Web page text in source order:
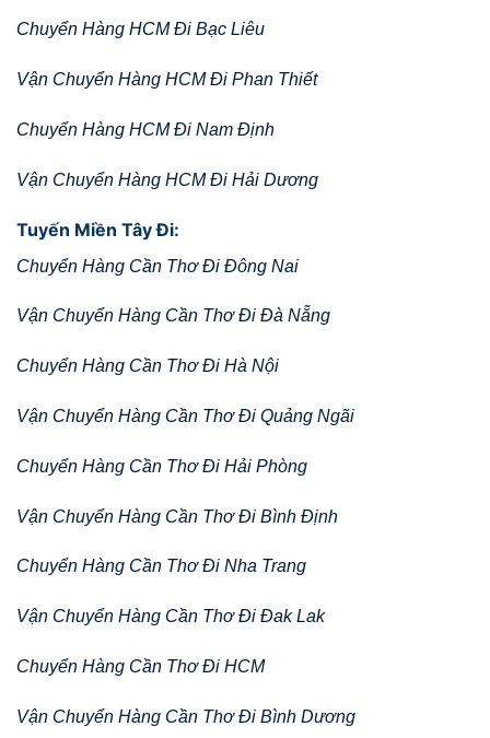
Chuyển Hàng HCM Đi Bạc Liêu
Vận Chuyển Hàng HCM Đi Phan Thiết
Chuyển Hàng HCM Đi Nam Định
Vận Chuyển Hàng HCM Đi Hải Dương
Tuyến Miền Tây Đi:
Chuyển Hàng Cần Thơ Đi Đông Nai
Vận Chuyển Hàng Cần Thơ Đi Đà Nẵng
Chuyển Hàng Cần Thơ Đi Hà Nội
Vận Chuyển Hàng Cần Thơ Đi Quảng Ngãi
Chuyển Hàng Cần Thơ Đi Hải Phòng
Vận Chuyển Hàng Cần Thơ Đi Bình Định
Chuyển Hàng Cần Thơ Đi Nha Trang
Vận Chuyển Hàng Cần Thơ Đi Đak Lak
Chuyển Hàng Cần Thơ Đi HCM
Vận Chuyển Hàng Cần Thơ Đi Bình Dương